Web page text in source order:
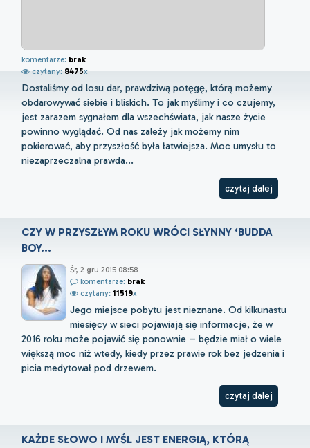
komentarze: brak
czytany: 8475x
Dostaliśmy od losu dar, prawdziwą potęgę, którą możemy
obdarowywać siebie i bliskich. To jak myślimy i co czujemy,
jest zarazem sygnałem dla wszechświata, jak nasze życie
powinno wyglądać. Od nas zależy jak możemy nim
pokierować, aby przyszłość była łatwiejsza. Moc umysłu to
niezaprzeczalna prawda...
czytaj dalej
CZY W PRZYSZŁYM ROKU WRÓCI SŁYNNY ‘BUDDA
BOY...
Śr, 2 gru 2015 08:58
komentarze: brak
czytany: 11519x
Jego miejsce pobytu jest nieznane. Od kilkunastu
miesięcy w sieci pojawiają się informacje, że w
2016 roku może pojawić się ponownie – będzie miał o wiele
większą moc niż wtedy, kiedy przez prawie rok bez jedzenia i
picia medytował pod drzewem.
czytaj dalej
KAŻDE SŁOWO I MYŚL JEST ENERGIĄ, KTÓRĄ